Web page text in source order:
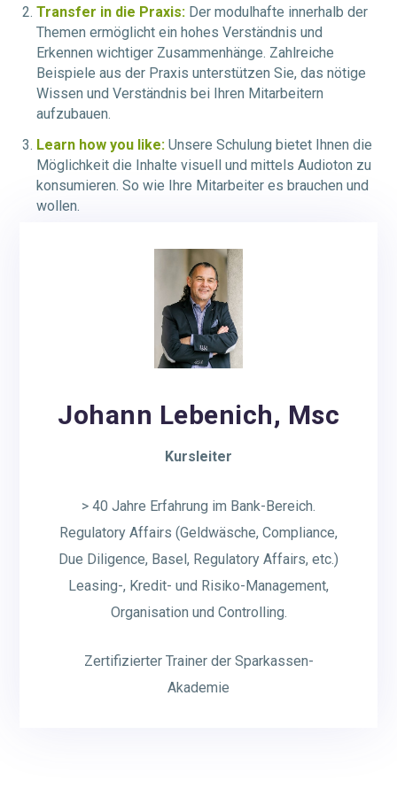
Transfer in die Praxis:Der modulhafte innerhalb der
Themen ermöglicht ein hohes Verständnis und
Erkennen wichtiger Zusammenhänge. Zahlreiche
Beispiele aus der Praxis unterstützen Sie, das nötige
Wissen und Verständnis bei Ihren Mitarbeitern
aufzubauen.
Learn how you like:Unsere Schulung bietet Ihnen die
Möglichkeit die Inhalte visuell und mittels Audioton zu
konsumieren. So wie Ihre Mitarbeiter es brauchen und
wollen.
Johann Lebenich, Msc
Kursleiter
> 40 Jahre Erfahrung im Bank-Bereich.
Regulatory Affairs (Geldwäsche, Compliance,
Due Diligence, Basel, Regulatory Affairs, etc.)
Leasing-, Kredit- und Risiko-Management,
Organisation und Controlling.
Zertifizierter Trainer der Sparkassen-
Akademie